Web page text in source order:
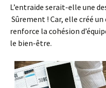
L’entraide serait-elle une
Sûrement ! Car, elle créé
renforce la cohésion
le bien-être.